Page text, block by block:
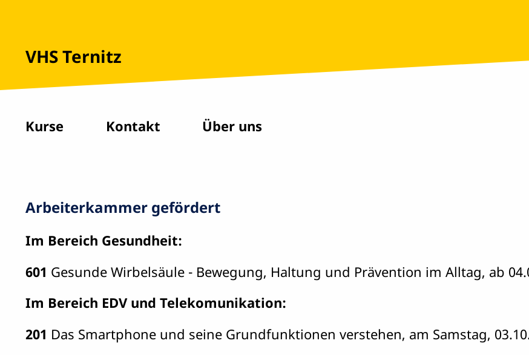
VHS Ternitz
Kurse Kontakt Über uns
Arbeiterkammer gefördert
Im Bereich Gesundheit:
601 Gesunde Wirbelsäule - Bewegung, Haltung und Prävention im Alltag, ab
Im Bereich EDV und Telekomunikation:
201 Das Smartphone und seine Grundfunktionen verstehen, am Samstag,